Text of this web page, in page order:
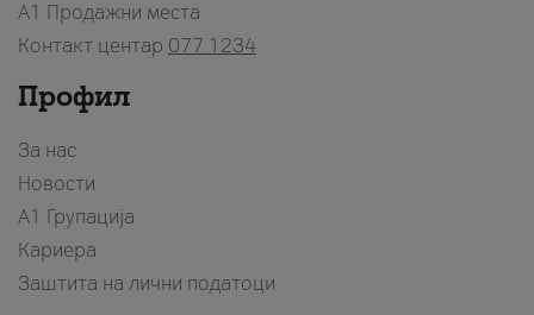
A1 Продажни места
Контакт центар 077 1234
Профил
За нас
Новости
А1 Групација
Кариера
Заштита на лични податоци